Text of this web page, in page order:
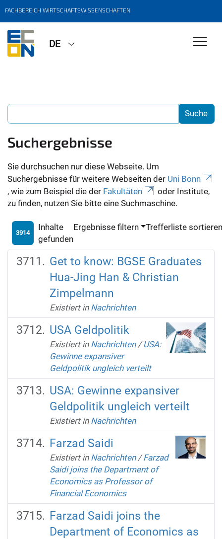
FACHBEREICH WIRTSCHAFTSWISSENSCHAFTEN
DE
Suchergebnisse
Sie durchsuchen nur diese Webseite. Um
Suchergebnisse für weitere Webseiten der Uni Bonn
, wie zum Beispiel die der Fakultäten
oder Institute,
zu finden, nutzen Sie bitte eine Suchmaschine.
3914
Inhalte
gefunden
Ergebnisse filtern Trefferliste
Get to know: BGSE Graduates
Hua-Jing Han & Christian
Zimpelmann
Existiert in Nachrichten
USA Geldpolitik
Existiert in Nachrichten /USA:
Gewinne expansiver
Geldpolitik ungleich verteilt
USA: Gewinne expansiver
Geldpolitik ungleich verteilt
Existiert in Nachrichten
Farzad Saidi
Existiert in Nachrichten /Farzad
Saidi joins the Department of
Economics as Professor of
Financial Economics
Farzad Saidi joins the
Department of Economics as